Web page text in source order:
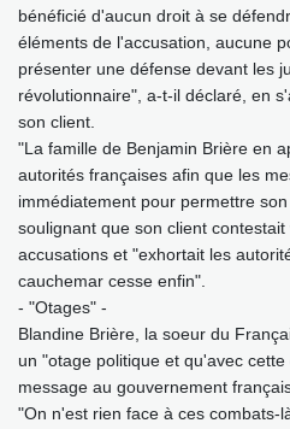
bénéficié d'aucun droit à se
éléments de l'accusation, aucune
présenter une défense devant les
révolutionnaire", a-t-il déclaré, en
son client.
"La famille de Benjamin Brière en
autorités françaises afin que les
immédiatement pour permettre
soulignant que son client
accusations et "exhortait les
cauchemar cesse enfin".
- "Otages" -
Blandine Brière, la soeur du
un "otage politique et qu'avec
message au gouvernement
"On n'est rien face à ces combats-